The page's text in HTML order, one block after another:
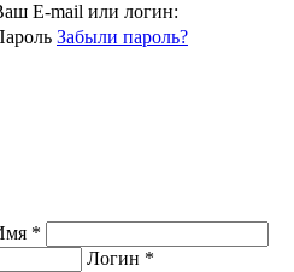
E-mail или логин:
Забыли пароль?
*
Логин *